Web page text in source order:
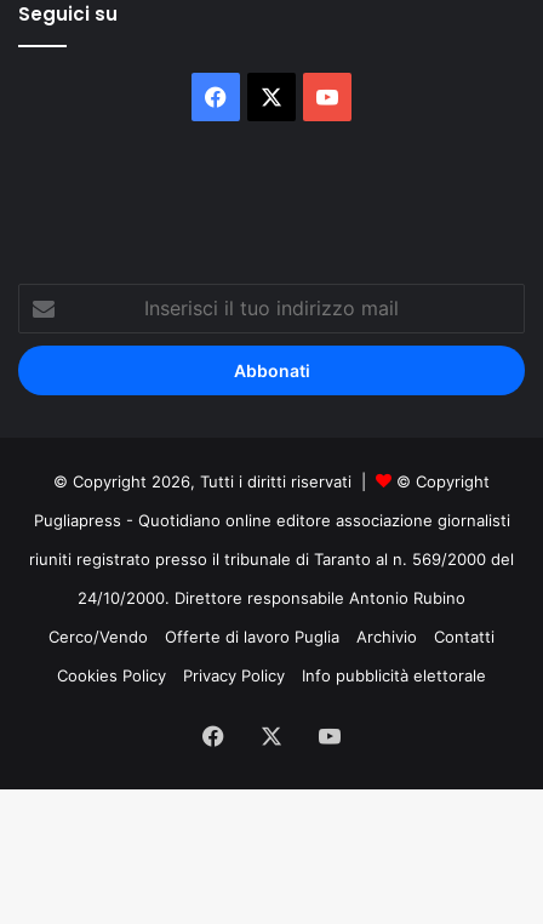
Seguici su
Facebook
tuo
indirizzo
mail
© Copyright 2026, Tutti i diritti riservati |
© Copyright
Pugliapress - Quotidiano online editore associazione giornalisti
riuniti registrato presso il tribunale di Taranto al n. 569/2000 del
24/10/2000. Direttore responsabile Antonio Rubino
Cerco/Vendo
Offerte di lavoro Puglia Archivio
Contatti
Cookies Policy
Privacy Policy Info pubblicità elettorale
Facebook
Tube